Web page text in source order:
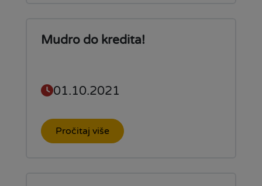
Mudro do kredita!
01.10.2021
Pročitaj više